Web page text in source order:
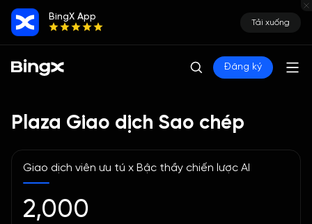
BingX App
Tải xuống
Đăng ký
Plaza Giao dịch Sao chép
Giao dịch viên ưu tú x Bậc thầy chiến lược AI
2,000